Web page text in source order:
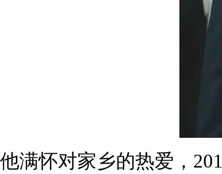
他满怀对家乡的热爱，